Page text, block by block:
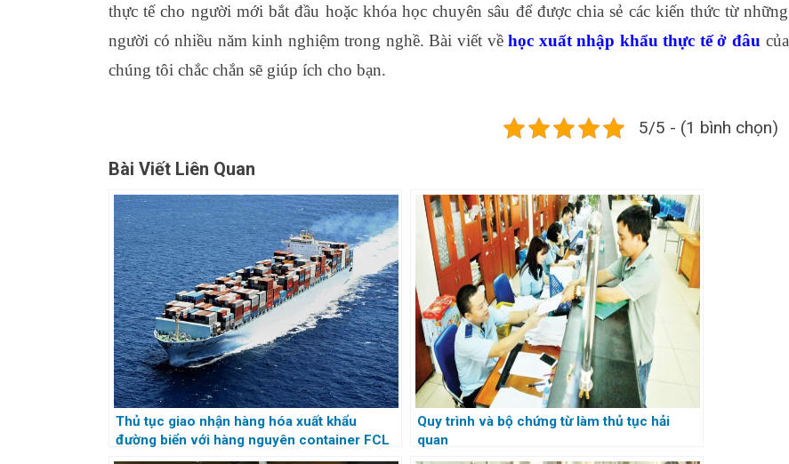
thực tế cho người mới bắt đầu hoặc khóa học chuyên sâu để được chia sẻ các kiến thức từ những
người có nhiều năm kinh nghiệm trong nghề. Bài viết vềhọc xuất nhập khẩu thực tế ở đâu của
chúng tôi chắc chắn sẽ giúp ích cho bạn.
5/5 - (1 bình chọn)
Bài Viết Liên Quan
Thủ tục giao nhận hàng hóa xuất khẩu
đường biển với hàng nguyên container FCL
Quy trình và bộ chứng từ làm thủ tục hải
quan